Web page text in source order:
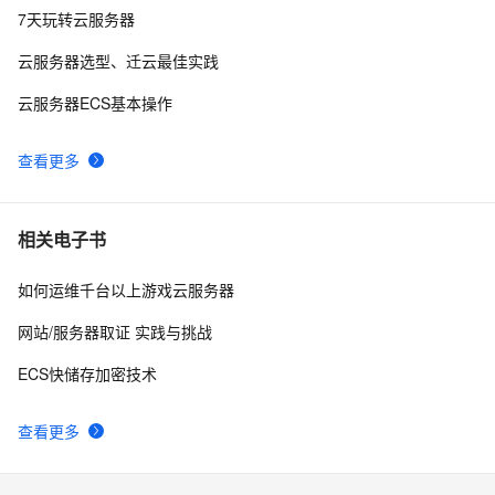
10Android Socket与服务器通信通用Demo
查看更多
7天玩转云服务器
云服务器选型、迁云最佳实践
云服务器ECS基本操作
相关电子书
查看更多
如何运维千台以上游戏云服务器
网站/服务器取证 实践与挑战
ECS快储存加密技术